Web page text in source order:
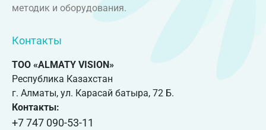
методик и оборудования.
Контакты
ТОО «ALMATY VISION»
Республика Казахстан
г. Алматы, ул. Карасай батыра, 72 Б.
Контакты:
+7 747 090-53-11